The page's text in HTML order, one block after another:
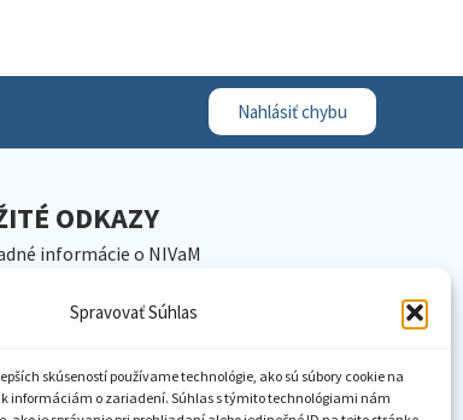
Spravovať Súhlas
skúseností používame technológie, ako sú súbory cookie na
informáciám o zariadení. Súhlas s týmito technológiami nám
Nahlásiť chybu
ODKAZY
informácie o NIVaM
NIVaM